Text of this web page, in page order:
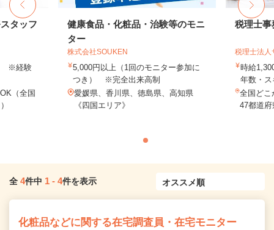
タッフ
※経験
（全国
健康食品・化粧品・治験等のモニ
ター
株式会社SOUKEN
5,000円以上（1回のモニター参加に
つき） ※完全出来高制
愛媛県、香川県、徳島県、高知県
《四国エリア》
税理士事
税理士法人
時給
年数・
全国どこ
47都道
全 4件中 1 - 4件を表示
化粧品などに関する在宅調査員・在宅モニター